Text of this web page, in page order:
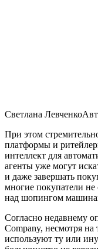
Светлана
При этом
платформы и
интеллект для
агенты уже могут
и даже завершать
многие покупатели не
над шопингом
Согласно недавнему
Company, несмотря на
используют ту или